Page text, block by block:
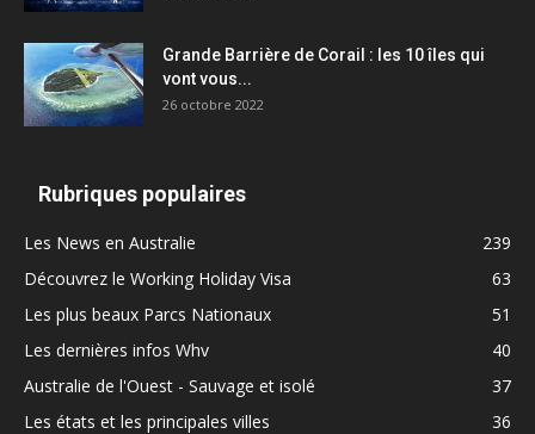
Grande Barrière de Corail : les 10 îles qui
vont vous...
26 octobre 2022
Rubriques populaires
Les News en Australie
239
Découvrez le Working Holiday Visa
63
Les plus beaux Parcs Nationaux
51
Les dernières infos Whv
40
Australie de l'Ouest - Sauvage et isolé
37
Les états et les principales villes
36